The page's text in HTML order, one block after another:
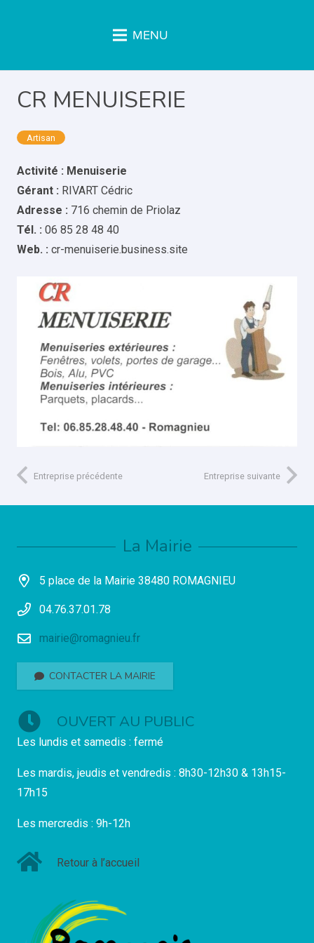
MENU
CR MENUISERIE
Artisan
Activité : Menuiserie
Gérant : RIVART Cédric
Adresse : 716 chemin de Priolaz
Tél. : 06 85 28 48 40
Web. : cr-menuiserie.business.site
Entreprise précédente Entreprise suivante
La Mairie
5 place de la Mairie 38480 ROMAGNIEU
04.76.37.01.78
mairie@romagnieu.fr
CONTACTER LA MAIRIE
OUVERT AU PUBLIC
Les lundis et samedis : fermé
Les mardis, jeudis et vendredis : 8h30-12h30 & 13h15-
17h15
Les mercredis : 9h-12h
Retour à l’accueil